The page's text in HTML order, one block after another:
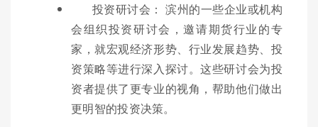
投资研讨会： 滨州的一些企业或机构
会组织投资研讨会，邀请期货行业的专
家，就宏观经济形势、行业发展趋势、投
资策略等进行深入探讨。这些研讨会为投
资者提供了更专业的视角，帮助他们做出
更明智的投资决策。